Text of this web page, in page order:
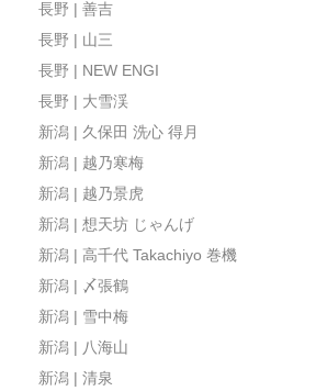
長野 | 善吉
長野 | 山三
長野 | NEW ENGI
長野 | 大雪渓
新潟 | 久保田 洗心 得月
新潟 | 越乃寒梅
新潟 | 越乃景虎
新潟 | 想天坊 じゃんげ
新潟 | 高千代 Takachiyo 巻機
新潟 | 〆張鶴
新潟 | 雪中梅
新潟 | 八海山
新潟 | 清泉